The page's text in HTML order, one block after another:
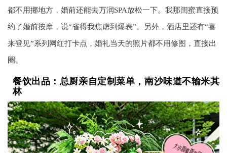
都不用挪地方，婚前还能去万润SPA放松一下。我那闺蜜直接预
约了婚前按摩，说“省得我焦虑到爆表”。另外，酒店里还有“喜
来登见”系列网红打卡点，婚礼当天的照片都不用修图，直接出
圈。
餐饮出品：总厨亲自定制菜单，南沙味道不输米其
林